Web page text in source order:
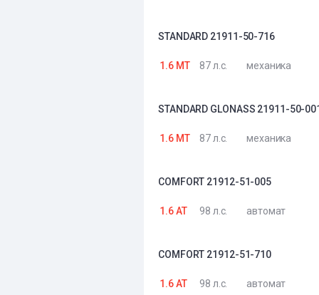
STANDARD 21911-50-716
1.6 MT 87 л.с. механика
STANDARD GLONASS 21911-50-
1.6 MT 87 л.с. механика
COMFORT 21912-51-005
1.6 AT 98 л.с. автомат
COMFORT 21912-51-710
1.6 AT 98 л.с. автомат